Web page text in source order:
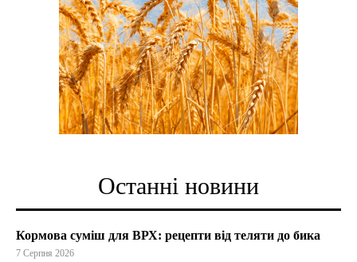
Останні новини
Кормова суміш для ВРХ: рецепти від теляти до бика
7 Серпня 2026